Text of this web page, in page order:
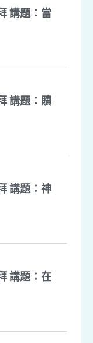
講題：當
講題：贖
講題：神
講題：在